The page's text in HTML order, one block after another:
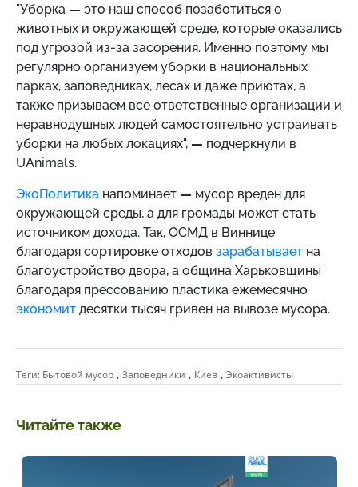
"Уборка — это наш способ позаботиться о
животных и окружающей среде, которые оказались
под угрозой из-за засорения. Именно поэтому мы
регулярно организуем уборки в национальных
парках, заповедниках, лесах и даже приютах, а
также призываем все ответственные организации и
неравнодушных людей самостоятельно устраивать
уборки на любых локациях", — подчеркнули в
UAnimals.
ЭкоПолитика напоминает — мусор вреден для
окружающей среды, а для громады может стать
источником дохода. Так, ОСМД в Виннице
благодаря сортировке отходов зарабатывает на
благоустройство двора, а община Харьковщины
благодаря прессованию пластика ежемесячно
экономит десятки тысяч гривен на вывозе мусора.
Теги: Бытовой мусор , Заповедники , Киев , Экоактивисты
Читайте также